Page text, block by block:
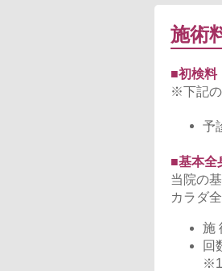
施術
■初検料
※下記の
予
■基本全
当院の
カラダ
施
回
※1